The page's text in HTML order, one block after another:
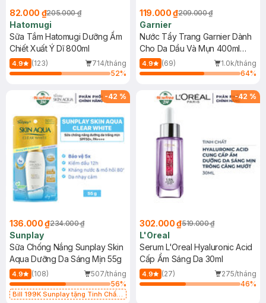
82.000 ₫205.000 ₫
Hatomugi
Sữa Tắm Hatomugi Dưỡng Ẩm
Chiết Xuất Ý Dĩ 800ml
4.9 (123)
714/tháng
52%
119.000 ₫209.000 ₫
Garnier
Nước Tẩy Trang Garnier Dành
Cho Da Dầu Và Mụn 400ml
(Mới)
4.9 (69)
1.0k/tháng
64%
-42 %
136.000 ₫234.000 ₫
Sunplay
Sữa Chống Nắng Sunplay Skin
Aqua Dưỡng Da Sáng Mịn 55g
4.9 (108)
507/tháng
56%
Bill 199K Sunplay tặng Tinh Chất
-42 %
302.000 ₫519.000 ₫
L'Oreal
Serum L'Oreal Hyaluronic Acid
Cấp Ẩm Sáng Da 30ml
4.9 (27)
275/tháng
46%